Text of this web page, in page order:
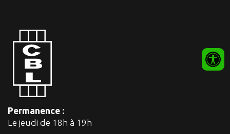
Permanence :
Le jeudi de 18h à 19h